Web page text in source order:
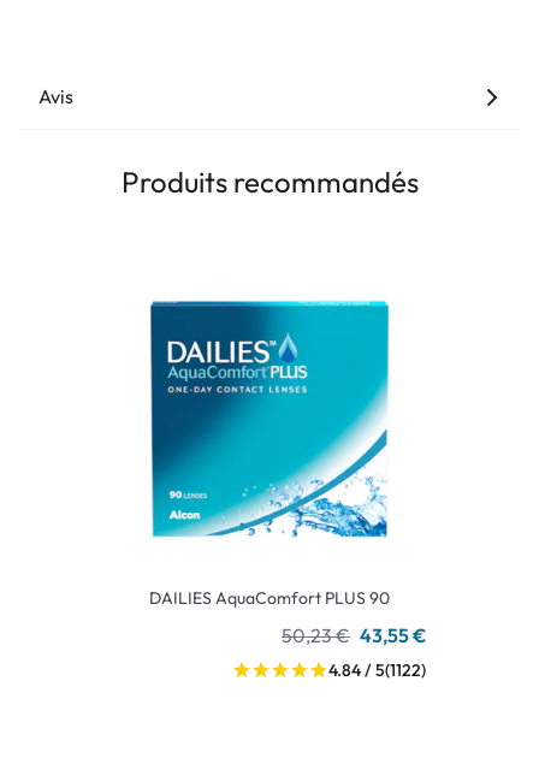
Avis
Produits recommandés
DAILIES AquaComfort PLUS 90
50,23 € 43,55 €
4.84 / 5(1122)